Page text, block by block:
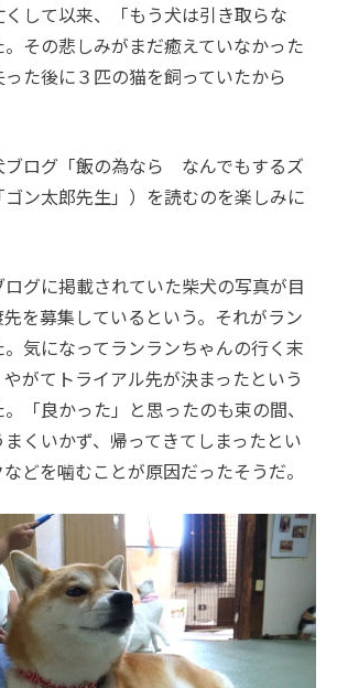
して以来、「もう犬は引き取らな
その悲しみがまだ癒えていなかった
た後に３匹の猫を飼っていたから
ログ「飯の為なら なんでもするズ
ン太郎先生」）を読むのを楽しみに
グに掲載されていた柴犬の写真が目
を募集しているという。それがラン
気になってランランちゃんの行く末
がてトライアル先が決まったという
「良かった」と思ったのも束の間、
まくいかず、帰ってきてしまったとい
どを噛むことが原因だったそうだ。